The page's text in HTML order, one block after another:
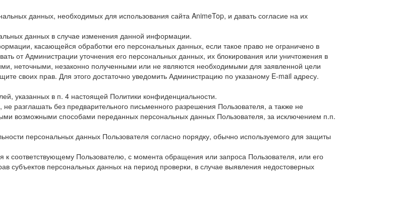
данных, необходимых для использования сайта AnimeTop, и давать согласие на их
данных в случае изменения данной информации.
касающейся обработки его персональных данных, если такое право не ограничено в
от Администрации уточнения его персональных данных, их блокирования или уничтожения в
неточными, незаконно полученными или не являются необходимыми для заявленной цели
своих прав. Для этого достаточно уведомить Администрацию по указаному E-mail адресу.
указанных в п. 4 настоящей Политики конфиденциальности.
разглашать без предварительного письменного разрешения Пользователя, а также не
возможными способами переданных персональных данных Пользователя, за исключением п.п.
персональных данных Пользователя согласно порядку, обычно используемого для защиты
соответствующему Пользователю, с момента обращения или запроса Пользователя, или его
субъектов персональных данных на период проверки, в случае выявления недостоверных